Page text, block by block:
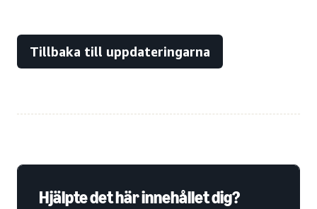
Tillbaka till uppdateringarna
Hjälpte det här innehållet dig?